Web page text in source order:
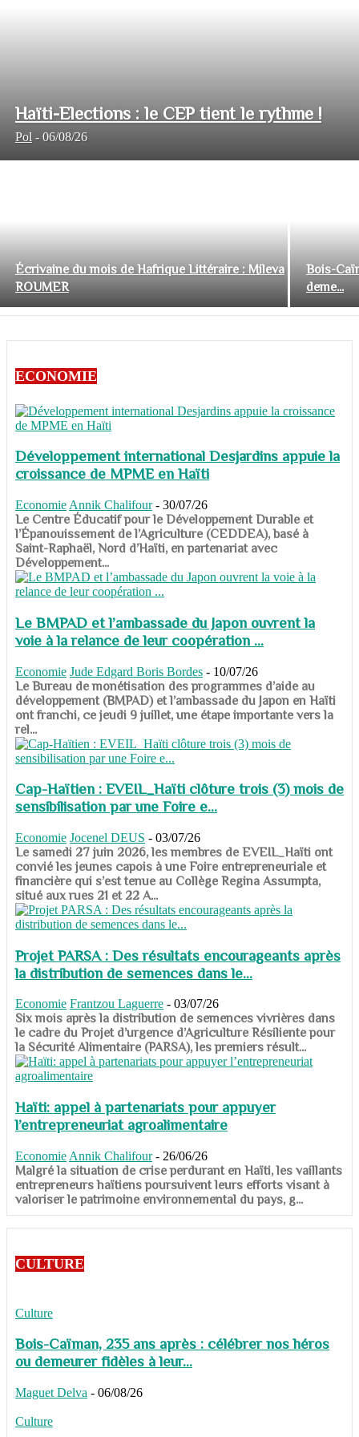
Haïti-Elections : le CEP tient le rythme !
Pol - 06/08/26
Écrivaine du mois de Hafrique Littéraire : Mileva
ROUMER
Bois-
deme...
ECONOMIE
Développement international Desjardins appuie la
croissance de MPME en Haïti
Economie Annik Chalifour - 30/07/26
​​​​​​​Le Centre Éducatif pour le Développement Durable et
l’Épanouissement de l’Agriculture (CEDDEA), basé à
Saint-Raphaël, Nord d’Haïti, en partenariat avec
Développement...
Le BMPAD et l’ambassade du Japon ouvrent la
voie à la relance de leur coopération ...
Economie Jude Edgard Boris Bordes - 10/07/26
​​​​​​​Le Bureau de monétisation des programmes d’aide au
développement (BMPAD) et l’ambassade du Japon en Haïti
ont franchi, ce jeudi 9 juillet, une étape importante vers la
rel...
Cap-Haïtien : EVEIL_Haïti clôture trois (3) mois de
sensibilisation par une Foire e...
Economie Jocenel DEUS - 03/07/26
Le samedi 27 juin 2026, les membres de EVEIL_Haïti ont
convié les jeunes capois à une Foire entrepreneuriale et
financière qui s’est tenue au Collège Regina Assumpta,
situé aux rues 21 et 22 A...
Projet PARSA : Des résultats encourageants après
la distribution de semences dans le...
Economie Frantzou Laguerre - 03/07/26
​​​​​​​Six mois après la distribution de semences vivrières dans
le cadre du Projet d’urgence d’Agriculture Résiliente pour
la Sécurité Alimentaire (PARSA), les premiers résult...
Haïti: appel à partenariats pour appuyer
l’entrepreneuriat agroalimentaire
Economie Annik Chalifour - 26/06/26
​​​​​​​Malgré la situation de crise perdurant en Haïti, les vaillants
entrepreneurs haïtiens poursuivent leurs efforts visant à
valoriser le patrimoine environnemental du pays, g...
CULTURE
Culture
Bois-Caïman, 235 ans après : célébrer nos héros
ou demeurer fidèles à leur...
Maguet Delva - 06/08/26
Culture